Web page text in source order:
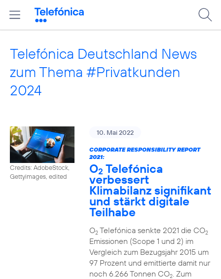
Telefónica Deutschland News
zum Thema #Privatkunden
2024
Credits: AdobeStock,
Gettyimages, edited
10. Mai 2022
CORPORATE RESPONSIBILITY REPORT
2021:
O2 Telefónica
verbessert
Klimabilanz signifikant
und stärkt digitale
Teilhabe
O2Telefónica senkte 2021 die CO2
Emissionen (Scope 1 und 2) im
Vergleich zum Bezugsjahr 2015 um
97 Prozent und emittierte damit nur
noch 6.266 Tonnen CO2. Zum